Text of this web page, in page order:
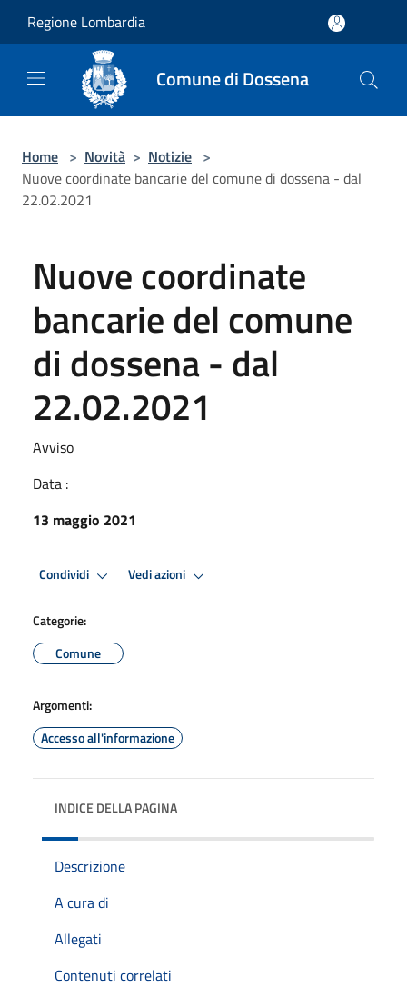
Regione Lombardia
Comune di Dossena
Home > Novità > Notizie >
Nuove coordinate bancarie del comune di dossena - dal
22.02.2021
Nuove coordinate
bancarie del comune
di dossena - dal
22.02.2021
Avviso
Data :
13 maggio 2021
Condividi Vedi azioni
Categorie:
Comune
Argomenti:
Accesso all'informazione
INDICE DELLA PAGINA
Descrizione
A cura di
Allegati
Contenuti correlati